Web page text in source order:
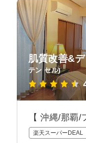
肌質改善&
テン セル)
【 沖縄/那
楽天スーパーDEAL